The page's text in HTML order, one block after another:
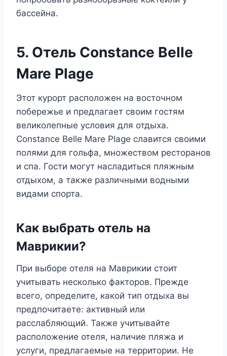
бассейна.
5. Отель Constance Belle
Mare Plage
Этот курорт расположен на восточном
побережье и предлагает своим гостям
великолепные условия для отдыха.
Constance Belle Mare Plage славится своими
полями для гольфа, множеством ресторанов
и спа. Гости могут насладиться пляжным
отдыхом, а также различными водными
видами спорта.
Как выбрать отель на
Маврикии?
При выборе отеля на Маврикии стоит
учитывать несколько факторов. Прежде
всего, определите, какой тип отдыха вы
предпочитаете: активный или
расслабляющий. Также учитывайте
расположение отеля, наличие пляжа и
услуги, предлагаемые на территории. Не